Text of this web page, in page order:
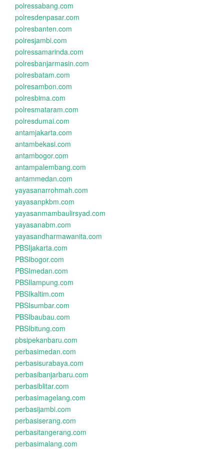
polressabang.com
polresdenpasar.com
polresbanten.com
polresjambi.com
polressamarinda.com
polresbanjarmasin.com
polresbatam.com
polresambon.com
polresbima.com
polresmataram.com
polresdumai.com
antamjakarta.com
antambekasi.com
antambogor.com
antampalembang.com
antammedan.com
yayasanarrohmah.com
yayasanpkbm.com
yayasanmambaulirsyad.com
yayasanabm.com
yayasandharmawanita.com
PBSIjakarta.com
PBSIbogor.com
PBSImedan.com
PBSIlampung.com
PBSIkaltim.com
PBSIsumbar.com
PBSIbaubau.com
PBSIbitung.com
pbsipekanbaru.com
perbasimedan.com
perbasisurabaya.com
perbasibanjarbaru.com
perbasiblitar.com
perbasimagelang.com
perbasijambi.com
perbasiserang.com
perbasitangerang.com
perbasimalang.com